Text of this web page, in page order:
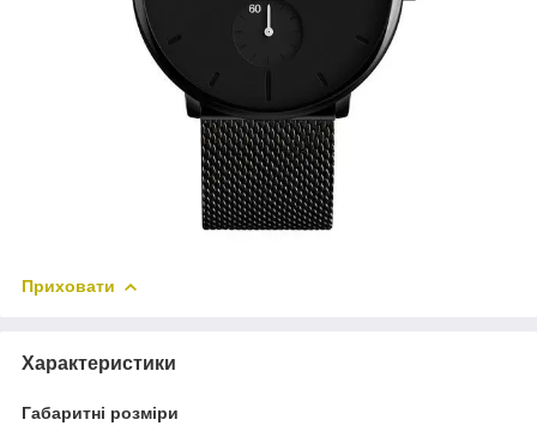
Приховати
Характеристики
Габаритні розміри